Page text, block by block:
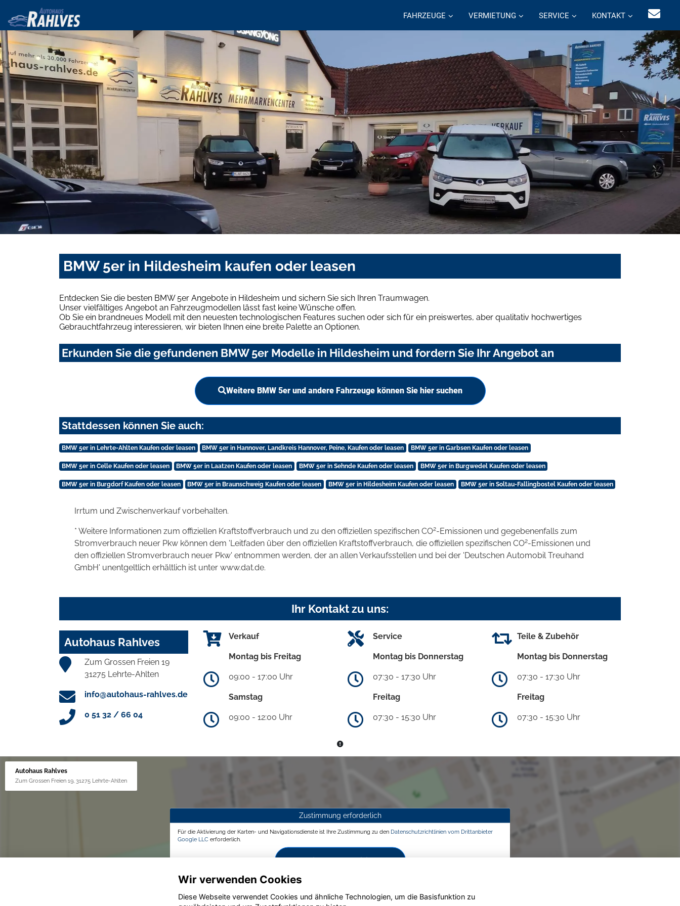
FAHRZEUGE VERMIETUNG SERVICE KONTAKT
BMW 5er in Hildesheim kaufen oder leasen
Entdecken Sie die besten BMW 5er Angebote in Hildesheim und sichern Sie sich Ihren Traumwagen.
Unser vielfältiges Angebot an Fahrzeugmodellen lässt fast keine Wünsche offen.
Ob Sie ein brandneues Modell mit den neuesten technologischen Features suchen oder sich für ein preiswertes, aber qualitativ hochwertiges
Gebrauchtfahrzeug interessieren, wir bieten Ihnen eine breite Palette an Optionen.
Erkunden Sie die gefundenen BMW 5er Modelle in Hildesheim und fordern Sie Ihr Angebot an
Weitere BMW 5er und andere Fahrzeuge können Sie hier suchen
Stattdessen können Sie auch:
BMW 5er in Lehrte-Ahlten Kaufen oder leasen BMW 5er in Hannover, Landkreis Hannover, Peine, Kaufen oder leasen BMW 5er in Garbsen Kaufen oder leasen
BMW 5er in Celle Kaufen oder leasen BMW 5er in Laatzen Kaufen oder leasen BMW 5er in Sehnde Kaufen oder leasen BMW 5er in Burgwedel Kaufen oder leasen
BMW 5er in Burgdorf Kaufen oder leasen BMW 5er in Braunschweig Kaufen oder leasen BMW 5er in Hildesheim Kaufen oder leasen BMW 5er in Soltau-Fallingbostel Kaufen oder leasen
Irrtum und Zwischenverkauf vorbehalten.
* Weitere Informationen zum offiziellen Kraftstoffverbrauch und zu den offiziellen spezifischen CO2-Emissionen und gegebenenfalls zum
Stromverbrauch neuer Pkw können dem 'Leitfaden über den offiziellen Kraftstoffverbrauch, die offiziellen spezifischen CO2-Emissionen und
den offiziellen Stromverbrauch neuer Pkw' entnommen werden, der an allen Verkaufsstellen und bei der 'Deutschen Automobil Treuhand
GmbH' unentgeltlich erhältlich ist unter www.dat.de.
Ihr Kontakt zu uns:
Autohaus Rahlves
Zum Grossen Freien 19
31275 Lehrte-Ahlten
info@autohaus-rahlves.de
0 51 32 / 66 04
Verkauf
Montag bis Freitag
09:00 - 17:00 Uhr
Samstag
09:00 - 12:00 Uhr
Service
Montag bis Donnerstag
07:30 - 17:30 Uhr
Freitag
07:30 - 15:30 Uhr
Teile & Zubehör
Montag bis Donnerstag
07:30 - 17:30 Uhr
Freitag
07:30 - 15:30 Uhr
Autohaus Rahlves
Zum Grossen Freien 19, 31275 Lehrte-Ahlten
Zustimmung erforderlich
Für die Aktivierung der Karten- und Navigationsdienste ist Ihre Zustimmung zu den Datenschutzrichtlinien vom Drittanbieter
Google LLC erforderlich.
Wir verwenden Cookies
Diese Webseite verwendet Cookies und ähnliche Technologien, um die Basisfunktion zu